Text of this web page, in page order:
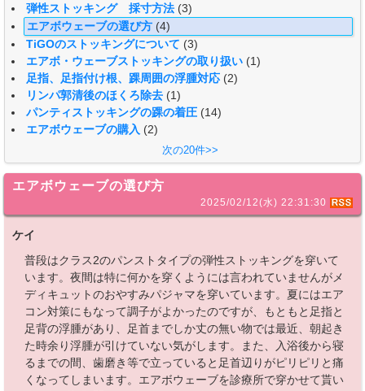
弾性ストッキング 採寸方法 (3)
エアボウェーブの選び方 (4)
TiGOのストッキングについて (3)
エアボ・ウェーブストッキングの取り扱い (1)
足指、足指付け根、踝周囲の浮腫対応 (2)
リンパ郭清後のほくろ除去 (1)
パンティストッキングの踝の着圧 (14)
エアボウェーブの購入 (2)
次の20件>>
エアボウェーブの選び方
2025/02/12(水) 22:31:30
ケイ
普段はクラス2のパンストタイプの弾性ストッキングを穿いて
います。夜間は特に何かを穿くようには言われていませんがメ
ディキュットのおやすみパジャマを穿いています。夏にはエア
コン対策にもなって調子がよかったのですが、もともと足指と
足背の浮腫があり、足首までしか丈の無い物では最近、朝起き
た時余り浮腫が引けていない気がします。また、入浴後から寝
るまでの間、歯磨き等で立っていると足首辺りがピリピリと痛
くなってしまいます。エアボウェーブを診療所で穿かせて貰い